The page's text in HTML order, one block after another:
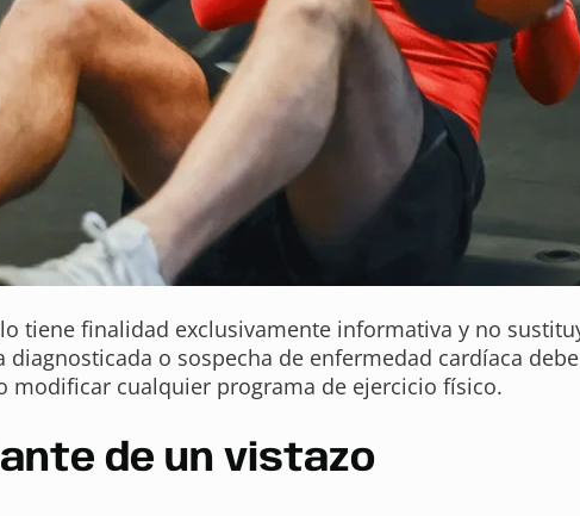
tiene finalidad exclusivamente informativa y no
diagnosticada o sospecha de enfermedad cardíaca
modificar cualquier programa de ejercicio físico.
de un vistazo